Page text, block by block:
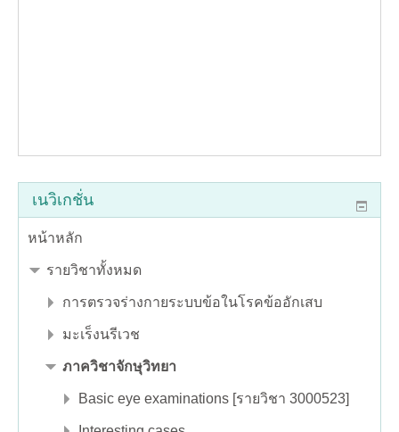
เนวิเกชั่น
หน้าหลัก
รายวิชาทั้งหมด
การตรวจร่างกายระบบข้อในโรคข้ออักเสบ
มะเร็งนรีเวช
ภาควิชาจักษุวิทยา
Basic eye examinations [รายวิชา 3000523]